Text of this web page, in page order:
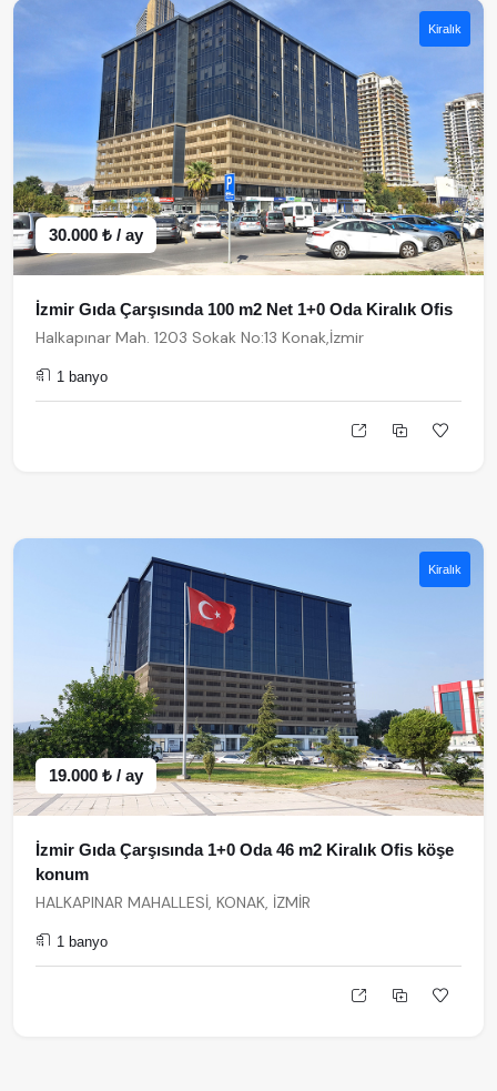
Kiralık
30.000 ₺ / ay
İzmir Gıda Çarşısında 100 m2 Net 1+0 Oda Kiralık Ofis
Halkapınar Mah. 1203 Sokak No:13 Konak,İzmir
1 banyo
Kiralık
19.000 ₺ / ay
İzmir Gıda Çarşısında 1+0 Oda 46 m2 Kiralık Ofis köşe
konum
HALKAPINAR MAHALLESİ, KONAK, İZMİR
1 banyo